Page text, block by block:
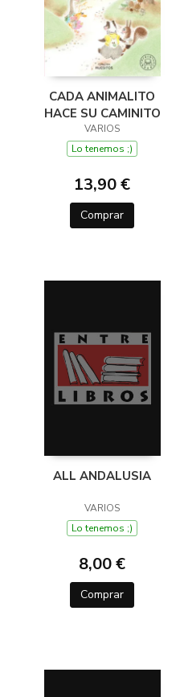
CADA ANIMALITO
HACE SU CAMINITO
VARIOS
Lo tenemos ;)
13,90 €
Comprar
ALL ANDALUSIA
VARIOS
Lo tenemos ;)
8,00 €
Comprar